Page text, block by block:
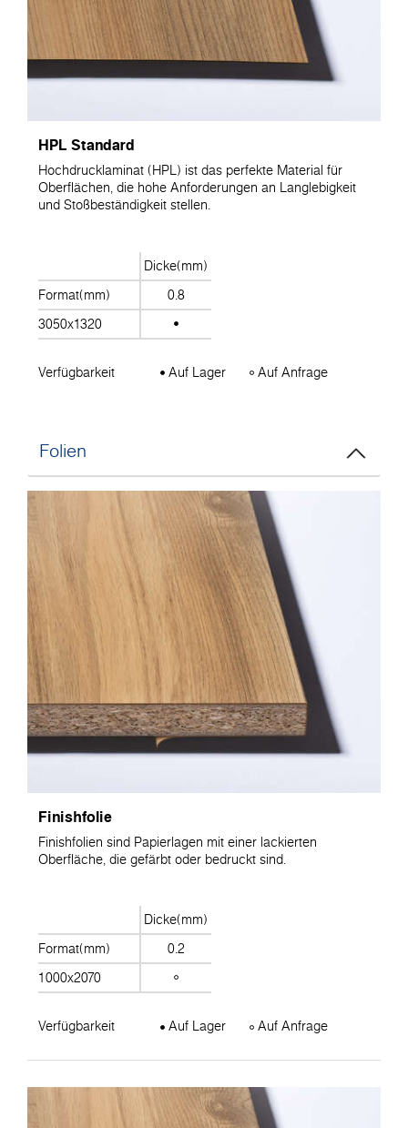
HPL Standard
Hochdrucklaminat (HPL) ist das perfekte Material für
Oberflächen, die hohe Anforderungen an Langlebigkeit
und Stoßbeständigkeit stellen.
Dicke(mm)
Format(mm)
0.8
3050x1320
Verfügbarkeit Auf Lager Auf Anfrage
Folien
Finishfolie
Finishfolien sind Papierlagen mit einer lackierten
Oberfläche, die gefärbt oder bedruckt sind.
Dicke(mm)
Format(mm)
0.2
1000x2070
Verfügbarkeit Auf Lager Auf Anfrage